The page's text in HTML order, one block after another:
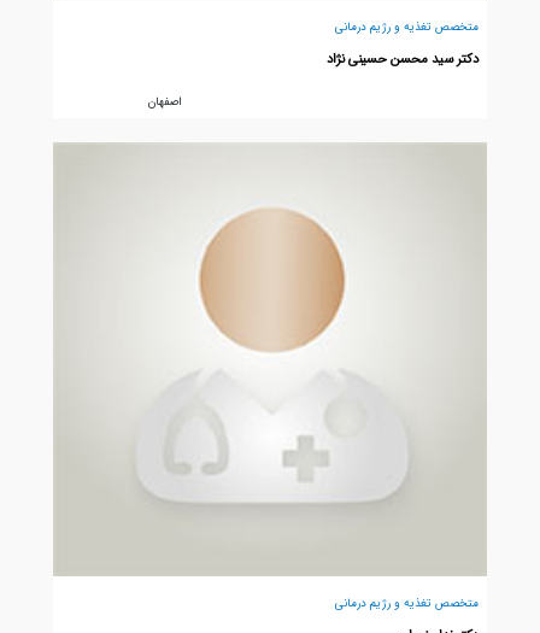
متخصص تغذیه و رژیم درمانی
دکتر سید محسن حسینی نژاد
اصفهان
متخصص تغذیه و رژیم درمانی